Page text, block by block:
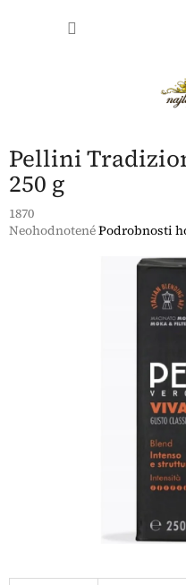
Pellini
250 g
1870
Priemerné
NeohodnotenéPodrobnosti